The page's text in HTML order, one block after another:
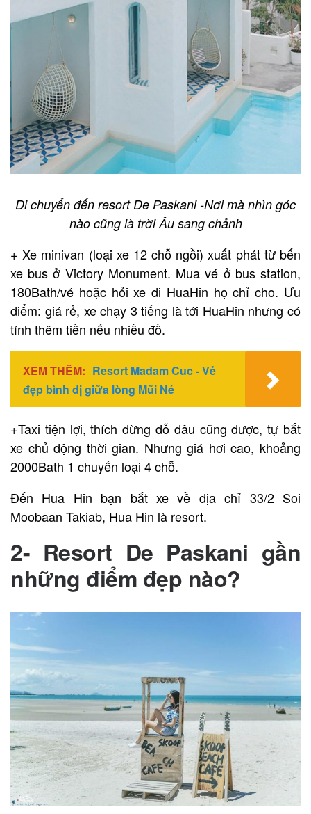
Di chuyển đến resort De Paskani -Nơi mà nhìn góc
nào cũng là trời Âu sang chảnh
+ Xe minivan (loại xe 12 chỗ ngồi) xuất phát từ bến
xe bus ở Victory Monument. Mua vé ở bus station,
180Bath/vé hoặc hỏi xe đi HuaHin họ chỉ cho. Ưu
điểm: giá rẻ, xe chạy 3 tiếng là tới HuaHin nhưng có
tính thêm tiền nếu nhiều đồ.
XEM THÊM: Resort Madam Cuc - Vẻ
đẹp bình dị giữa lòng Mũi Né
+Taxi tiện lợi, thích dừng đỗ đâu cũng được, tự bắt
xe chủ động thời gian. Nhưng giá hơi cao, khoảng
2000Bath 1 chuyến loại 4 chỗ.
Đến Hua Hin bạn bắt xe về địa chỉ 33/2 Soi
Moobaan Takiab, Hua Hin là resort.
2- Resort De Paskani gần
những điểm đẹp nào?